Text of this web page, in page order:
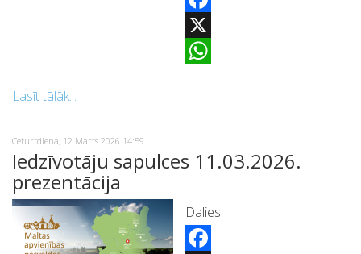
Facebook
X
Lasīt tālāk...
Ceturtdiena, 12 Marts 2026 14:59
Iedzīvotāju sapulces 11.03.2026.
prezentācija
Dalies: